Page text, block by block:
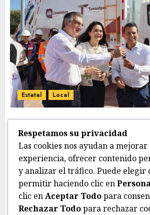
Estatal Local
Entrega gobernador
camión recolector a
Gattás
ELALTIP1 JULIO 13, 2026 0
El gobernador Américo Villarreal
este lunes un nuevo camión
Respetamos su privacidad
Las cookies nos ayudan a mejorar
experiencia, ofrecer contenido
y analizar el tráfico. Puede elegir
permitir haciendo clic en
clic enAceptar Todopara
Rechazar Todopara rechazar